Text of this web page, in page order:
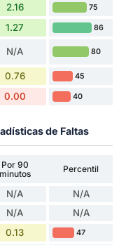
2.16 75
1.27 86
N/A 80
0.76 45
0.00 40
de Faltas
Por 90
minutos
Percentil
N/A N/A
N/A N/A
0.13 47